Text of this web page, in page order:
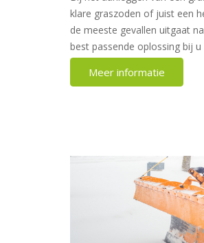
klare graszoden of juist een
de meeste gevallen uitgaat
best passende oplossing bij u
Meer informatie